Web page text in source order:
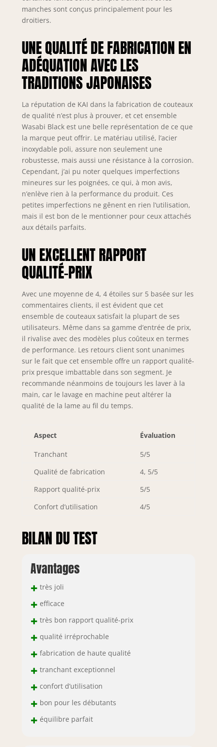
Entretien facile et
durabilité : La
empêche la saleté
de pénétrer et
facilite le
nettoyage. Pour
maintenir la
qualité, nous
recommandons de
laver le couteau à
la main et de
l'affûter
régulièrement avec
une pierre à
aiguiser
appropriée. Depuis
plus de 115 ans,
KAI représente le
fin artisanat
forge des
samouraïs aux
sa fondation en
1908 à Seki, au
Japon, KAI est
devenue une
entreprise
mondiale,
intégrant qualité et
précision dans
chaque couteau.
manches sont conçus principalement pour les
droitiers.
UNE QUALITÉ DE FABRICATION EN
ADÉQUATION AVEC LES
TRADITIONS JAPONAISES
La réputation de KAI dans la fabrication de couteaux
de qualité n’est plus à prouver, et cet ensemble
Wasabi Black est une belle représentation de ce que
la marque peut offrir. Le matériau utilisé, l’acier
inoxydable poli, assure non seulement une
robustesse, mais aussi une résistance à la corrosion.
Cependant, j’ai pu noter quelques imperfections
mineures sur les poignées, ce qui, à mon avis,
n’enlève rien à la performance du produit. Ces
petites imperfections ne gênent en rien l’utilisation,
mais il est bon de le mentionner pour ceux attachés
aux détails parfaits.
UN EXCELLENT RAPPORT
QUALITÉ-PRIX
Avec une moyenne de 4, 4 étoiles sur 5 basée sur les
commentaires clients, il est évident que cet
ensemble de couteaux satisfait la plupart de ses
utilisateurs. Même dans sa gamme d’entrée de prix,
il rivalise avec des modèles plus coûteux en termes
de performance. Les retours client sont unanimes
sur le fait que cet ensemble offre un rapport qualité-
prix presque imbattable dans son segment. Je
recommande néanmoins de toujours les laver à la
main, car le lavage en machine peut altérer la
qualité de la lame au fil du temps.
Aspect Évaluation
Tranchant
5/5
Qualité de fabrication
4, 5/5
Rapport qualité-prix
5/5
Confort d’utilisation
4/5
BILAN DU TEST
Avantages
+ très joli
+ efficace
+ très bon rapport qualité-prix
+ qualité irréprochable
+ fabrication de haute qualité
+ tranchant exceptionnel
+ confort d’utilisation
+ bon pour les débutants
+ équilibre parfait